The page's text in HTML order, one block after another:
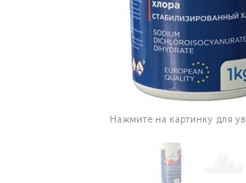
Нажмите на картинку для